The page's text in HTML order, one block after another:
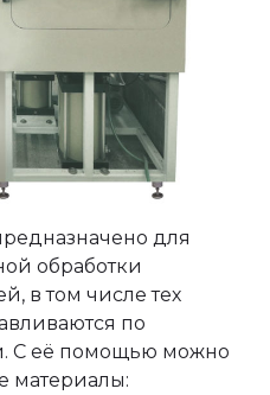
для
обработки
в том числе тех
по
С её помощью можно
материалы: